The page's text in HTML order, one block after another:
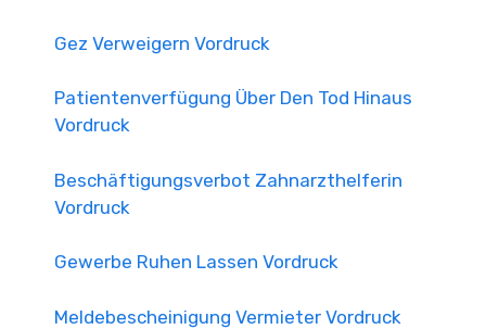
Gez Verweigern Vordruck
Patientenverfügung Über Den Tod Hinaus
Vordruck
Beschäftigungsverbot Zahnarzthelferin
Vordruck
Gewerbe Ruhen Lassen Vordruck
Meldebescheinigung Vermieter Vordruck